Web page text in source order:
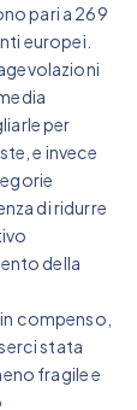
pari a 269
europei.
per
e invece
di ridurre
della
compenso,
stata
fragile e